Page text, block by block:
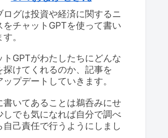
ログは投資や経済に関するニ
をチャットGPTを使って書い
。
トGPTがわたしたちにどんな
探けてくれるのか、記事を
ップデートしていきます。
書いてあることは鵜呑みにせ
しでも気になれば自分で調べ
自己責任で行うようにしまし